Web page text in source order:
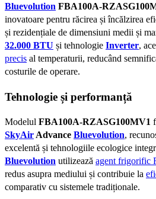
Bluevolution FBA100A-
inovatoare pentru răcirea și încălzirea
și rezidențiale de dimensiuni medii și
32.000 BTU și tehnologie Inverter,
precis al temperaturii, reducând
costurile de operare.
Tehnologie și performanță
Modelul FBA100A-RZASG100MV1
SkyAir Advance Bluevolution,
excelentă și tehnologiile ecologice
Bluevolution utilizează agent frigorific
redus asupra mediului și contribuie la
comparativ cu sistemele tradiționale.